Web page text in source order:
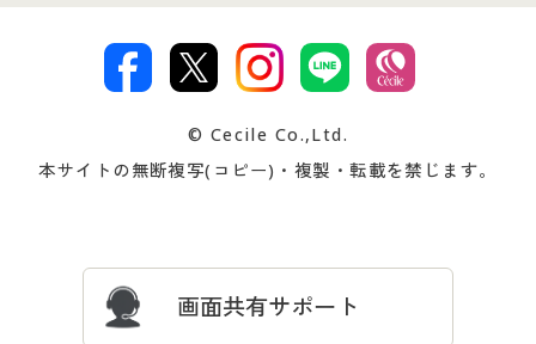
著作権・商標について 会社案内
プレゼント＆キャンペーン サイトマップ
交換・返品は お支払は
ついて
忘れの場合
© Cecile Co.,Ltd.
本サイトの無断複写(コピー)・複製・転載を禁じます。
画面共有サポート